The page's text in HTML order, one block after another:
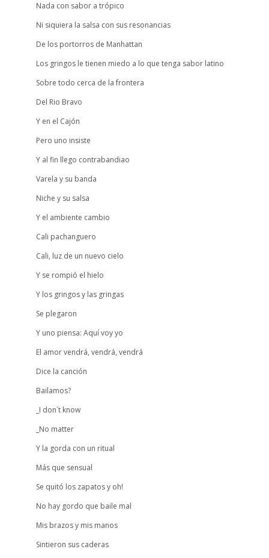
Nada con sabor a trópico
Ni siquiera la salsa con sus resonancias
De los portorros de Manhattan
Los gringos le tienen miedo a lo que tenga sabor latino
Sobre todo cerca de la frontera
Del Rio Bravo
Y en el Cajón
Pero uno insiste
Y al fin llego contrabandiao
Varela y su banda
Niche y su salsa
Y el ambiente cambio
Cali pachanguero
Cali, luz de un nuevo cielo
Y se rompió el hielo
Y los gringos y las gringas
Se plegaron
Y uno piensa: Aquí voy yo
El amor vendrá, vendrá, vendrá
Dice la canción
Bailamos?
_I don´t know
_No matter
Y la gorda con un ritual
Más que sensual
Se quitó los zapatos y oh!
No hay gordo que baile mal
Mis brazos y mis manos
Sintieron sus caderas